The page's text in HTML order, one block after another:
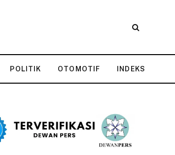
POLITIK OTOMOTIF INDEKS